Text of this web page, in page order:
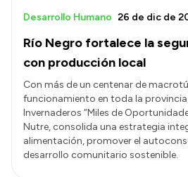
Río Negro fortalece la
con producción local
Desarrollo Humano 26 de dic de
Con más de un centenar de
funcionamiento en toda la
Invernaderos “Miles de
Nutre, consolida una estrategia
alimentación, promover el
desarrollo comunitario sostenible.